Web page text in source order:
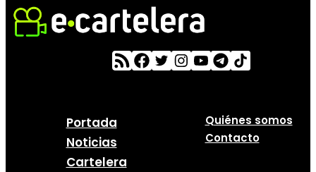
Portada
Noticias
Cartelera
Quiénes somos
Contacto